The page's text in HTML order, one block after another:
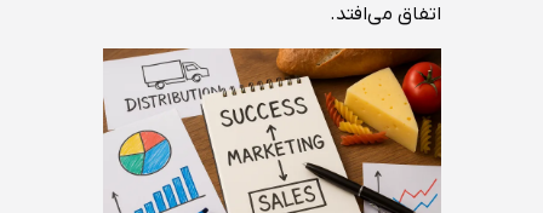
اتفاق می‌افتد.